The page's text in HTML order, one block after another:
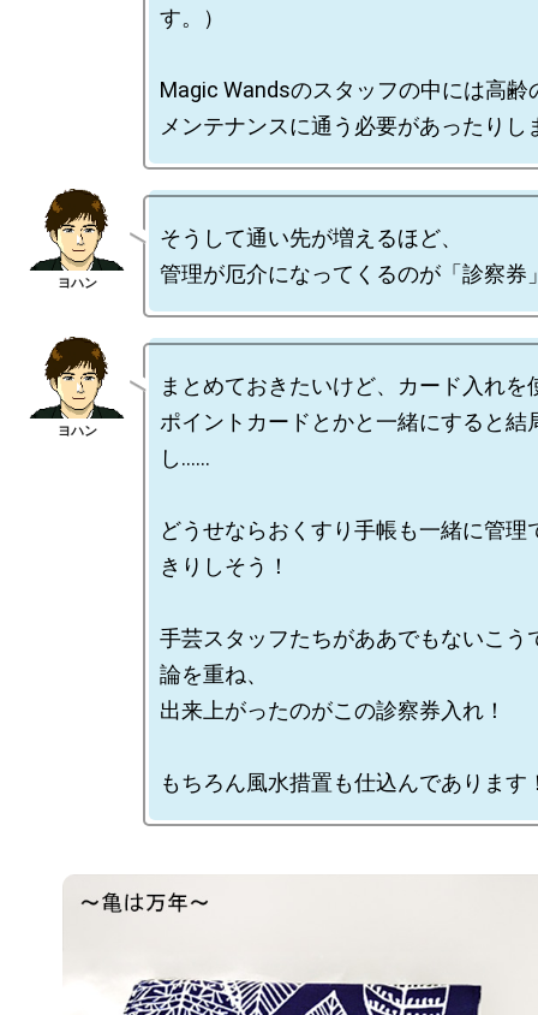
す。）
Magic Wandsのスタッフの中には高齢
そうして通い先が増えるほど、
まとめておきたいけど、カード入れを
ポイントカードとかと一緒にすると結
し……
どうせならおくすり手帳も一緒に管理
きりしそう！
手芸スタッフたちがああでもないこう
論を重ね、
出来上がったのがこの診察券入れ！